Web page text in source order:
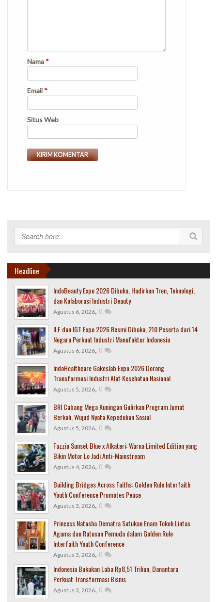
Nama *
Email *
Situs Web
Headline
IndoBeauty Expo 2026 Dibuka, Hadirkan Tren, Teknologi,
dan Kolaborasi Industri Beauty
Agustus 6, 2026, 0
ILF dan IGT Expo 2026 Resmi Dibuka, 210 Peserta dari 14
Negara Perkuat Industri Manufaktur Indonesia
Agustus 6, 2026, 0
IndoHealthcare Gakeslab Expo 2026 Dorong
Transformasi Industri Alat Kesehatan Nasional
Agustus 5, 2026, 0
BRI Cabang Mega Kuningan Gulirkan Program Jumat
Berkah, Wujud Nyata Kepedulian Sosial
Agustus 5, 2026, 0
Fazzio Sunset Blue x Alkateri: Warna Limited Edition yang
Bikin Motor Lo Jadi Anti-Mainstream
Agustus 4, 2026, 0
Building Bridges Across Faiths: Golden Rule Interfaith
Youth Conference Promotes Peace
Agustus 3, 2026, 0
Princess Natasha Dematra Satukan Enam Tokoh Lintas
Agama dan Ratusan Pemuda dalam Golden Rule
Interfaith Youth Conference
Agustus 3, 2026, 0
Indonesia Bukukan Laba Rp8,51 Triliun, Danantara
Perkuat Transformasi Bisnis
Agustus 3, 2026, 0